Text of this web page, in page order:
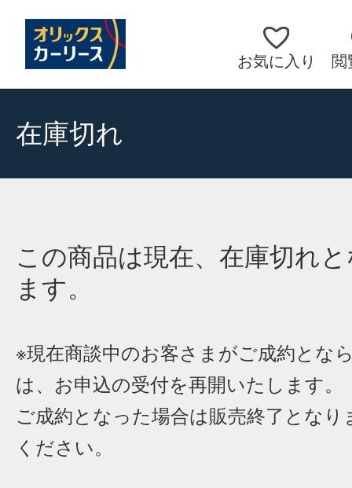
お気に入り 閲
在庫切れ
この商品は現在、在庫切れ
ます。
※現在商談中のお客さまがご成約とな
は、お申込の受付を再開いたします。
ご成約となった場合は販売終了となり
ください。